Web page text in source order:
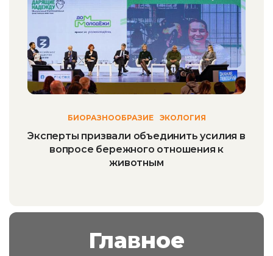
БИОРАЗНООБРАЗИЕ ЭКОЛОГИЯ
Эксперты призвали объединить усилия в
вопросе бережного отношения к
животным
Главное